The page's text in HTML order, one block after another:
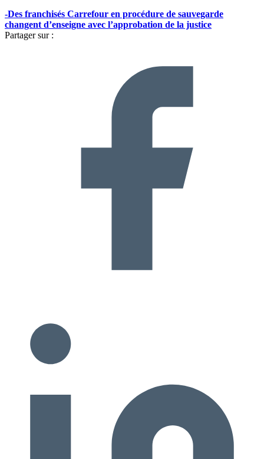
-Des franchisés Carrefour en procédure de sauvegarde
changent d’enseigne avec l’approbation de la justice
Partager sur :